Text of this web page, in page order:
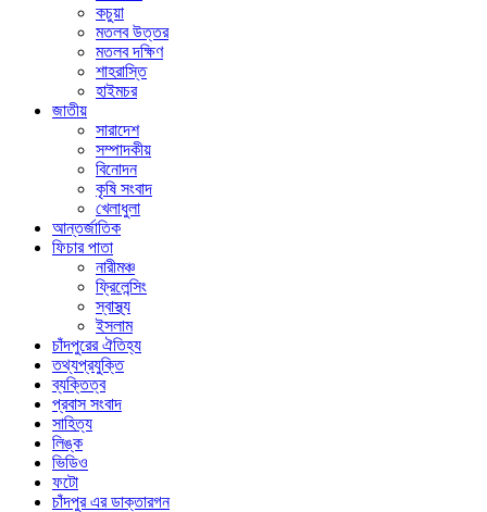
কচুয়া
মতলব উত্তর
মতলব দক্ষিণ
শাহরাস্তি
হাইমচর
জাতীয়
সারাদেশ
সম্পাদকীয়
বিনোদন
কৃষি সংবাদ
খেলাধুলা
আন্তর্জাতিক
ফিচার পাতা
নারীমঞ্চ
ফ্রিলেন্সিং
স্বাস্থ্য
ইসলাম
চাঁদপুরের ঐতিহ্য
তথ্যপ্রযুক্তি
ব্যক্তিত্ব
প্রবাস সংবাদ
সাহিত্য
লিঙ্ক
ভিডিও
ফটো
চাঁদপুর এর ডাক্তারগন